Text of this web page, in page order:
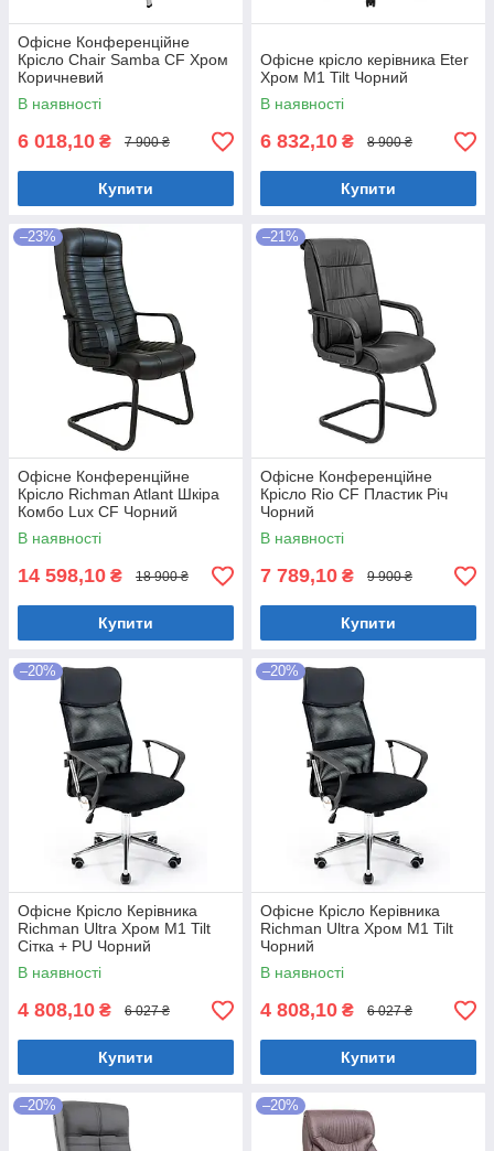
Офісне Конференційне
Крісло Chair Samba CF Хром
Коричневий
В наявності
6 018,10 ₴ 7 900 ₴
Купити
Офісне крісло керівника Eter
Хром M1 Tilt Чорний
В наявності
6 832,10 ₴ 8 900 ₴
Купити
–23%
Офісне Конференційне
Крісло Richman Atlant Шкіра
Комбо Lux CF Чорний
В наявності
14 598,10 ₴ 18 900 ₴
Купити
–21%
Офісне Конференційне
Крісло Rio CF Пластик Річ
Чорний
В наявності
7 789,10 ₴ 9 900 ₴
Купити
–20%
Офісне Крісло Керівника
Richman Ultra Хром М1 Tilt
Сітка + PU Чорний
В наявності
4 808,10 ₴ 6 027 ₴
Купити
–20%
Офісне Крісло Керівника
Richman Ultra Хром М1 Tilt
Чорний
В наявності
4 808,10 ₴ 6 027 ₴
Купити
–20% –20%